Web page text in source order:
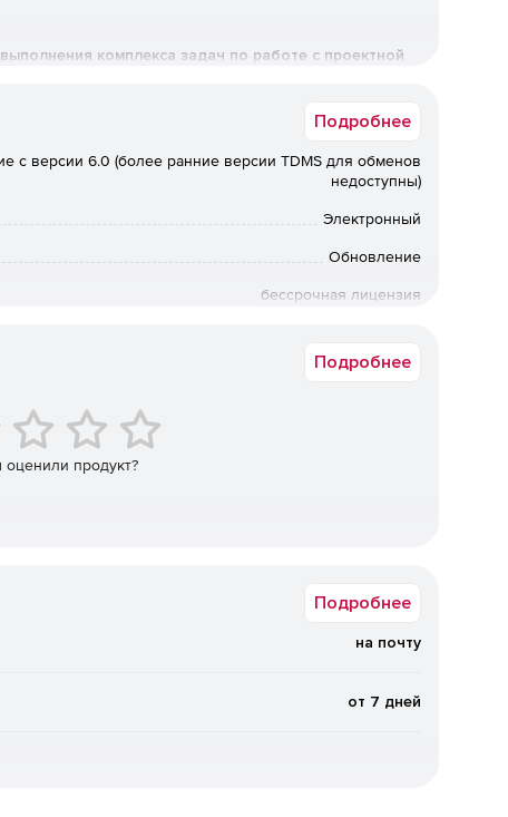
комплекса задач по работе с проектной
альтернативных ОС типа Linux.
Microsoft SQL Server, Oracle.
объектах.
Подробнее
с версии 6.0 (более ранние версии TDMS для обменов
недоступны)
Электронный
Обновление
бессрочная лицензия
Подробнее
продукт?
Подробнее
на почту
от 7 дней